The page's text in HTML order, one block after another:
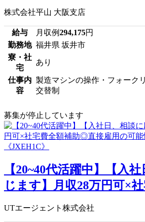
株式会社平山 大阪支店
給与 月収例294,175円
勤務地 福井県 坂井市
寮・社
宅
あり
仕事内
容
製造マシンの操作・フォーク
交替制
募集が停止しています
【20~40代活躍中】【入
じます】月収28万円可×
UTエージェント株式会社